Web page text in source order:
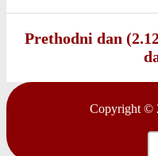
Prethodni dan
Copyright ©